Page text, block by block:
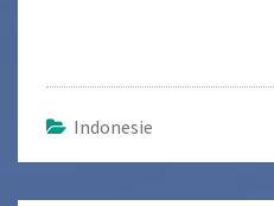
Indonesie